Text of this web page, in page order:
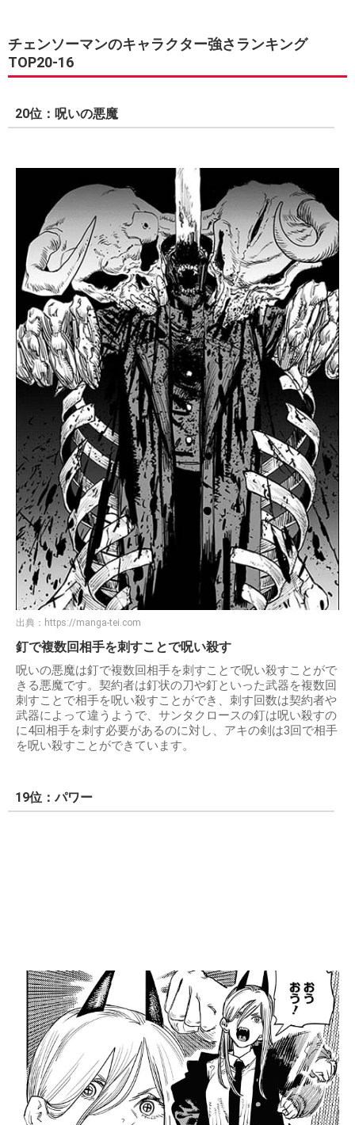
チェンソーマンのキャラクター強さランキング
TOP20-16
20位：呪いの悪魔
出典： https://manga-tei.com
釘で複数回相手を刺すことで呪い殺す
呪いの悪魔は釘で複数回相手を刺すことで呪い殺すことがで
きる悪魔です。契約者は釘状の刀や釘といった武器を複数回
刺すことで相手を呪い殺すことができ、刺す回数は契約者や
武器によって違うようで、サンタクロースの釘は呪い殺すの
に4回相手を刺す必要があるのに対し、アキの剣は3回で相手
を呪い殺すことができています。
19位：パワー